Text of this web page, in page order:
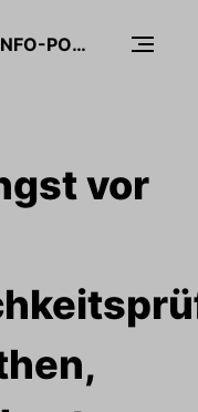
DENTAL MINDS – DER INFO-PODCAST FÜR ZAHNARZTPRAXIS UND LABOR
vor